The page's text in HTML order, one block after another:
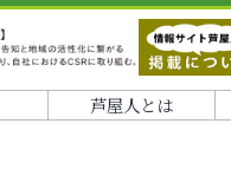
芦屋人とは